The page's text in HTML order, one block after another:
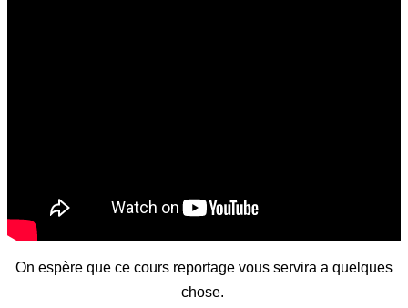
On espère que ce cours reportage vous servira a quelques
chose.